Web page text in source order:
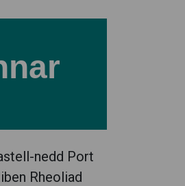
nedd Port
Rheoliad